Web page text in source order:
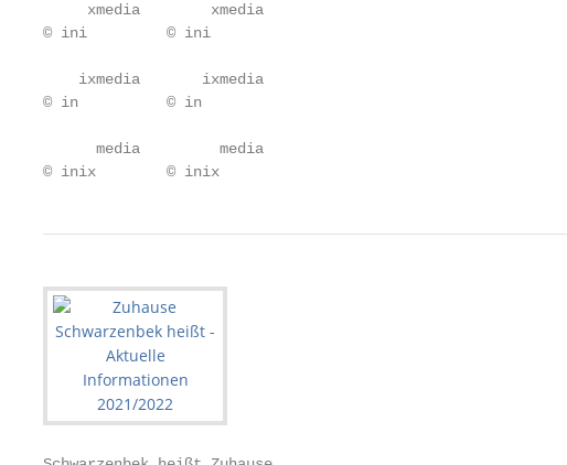
     xmedia        xmedia
© ini         © ini
    ixmedia       ixmedia
© in          © in
      media         media
© inix        © inix